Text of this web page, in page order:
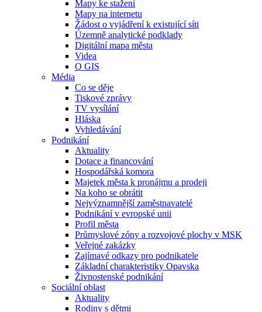
Mapy ke stažení
Mapy na internetu
Žádost o vyjádření k existující síti
Územně analytické podklady
Digitální mapa města
Videa
O GIS
Média
Co se děje
Tiskové zprávy
TV vysílání
Hláska
Vyhledávání
Podnikání
Aktuality
Dotace a financování
Hospodářská komora
Majetek města k pronájmu a prodeji
Na koho se obrátit
Nejvýznamnější zaměstnavatelé
Podnikání v evropské unii
Profil města
Průmyslové zóny a rozvojové plochy v MSK
Veřejné zakázky
Zajímavé odkazy pro podnikatele
Základní charakteristiky Opavska
Živnostenské podnikání
Sociální oblast
Aktuality
Rodiny s dětmi